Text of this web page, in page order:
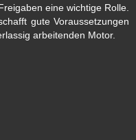
eine wichtige Rolle.
gute Voraussetzungen
arbeitenden Motor.